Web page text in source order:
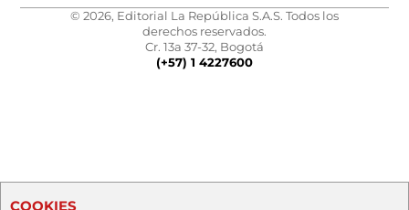
© 2026, Editorial La República S.A.S. Todos los
derechos reservados.
Cr. 13a 37-32, Bogotá
(+57) 1 4227600
COOKIES